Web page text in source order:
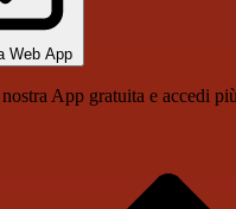
Web App
App gratuita e accedi